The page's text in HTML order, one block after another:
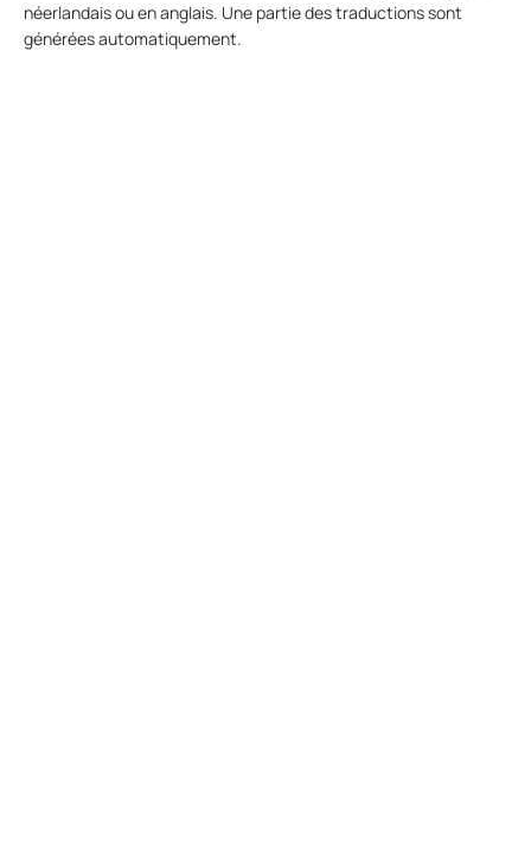
néerlandais ou en anglais. Une partie des traductions sont
générées automatiquement.